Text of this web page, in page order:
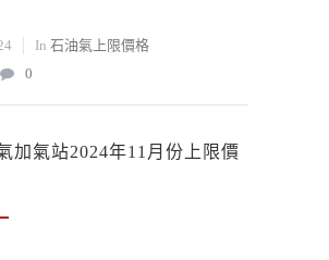
In 石油氣上限價格
0
加氣站2024年11月份上限價